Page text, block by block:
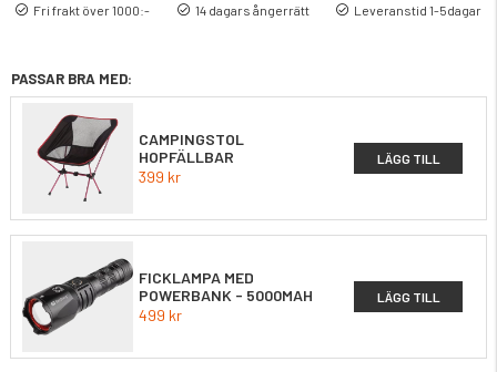
Fri frakt över 1000:- 14 dagars ångerrätt Leveranstid 1-5dagar
PASSAR BRA MED:
CAMPINGSTOL
HOPFÄLLBAR
399 kr
LÄGG TILL
FICKLAMPA MED
POWERBANK - 5000MAH
499 kr
LÄGG TILL